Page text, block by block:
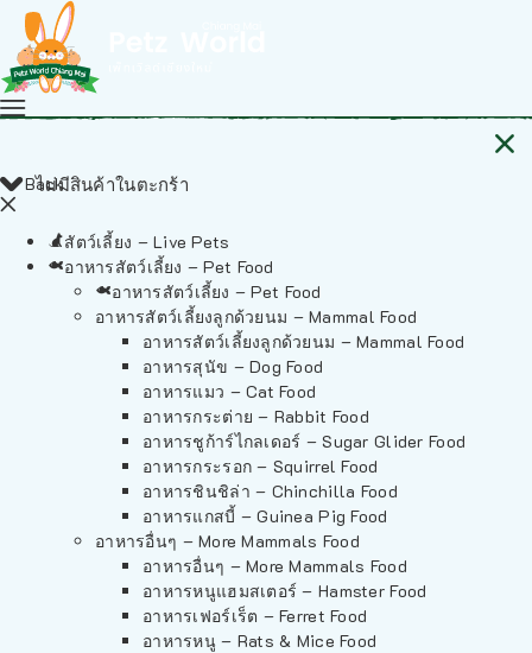
ไม่มีสินค้าในตะกร้า
Back
สัตว์เลี้ยง – Live Pets
อาหารสัตว์เลี้ยง – Pet Food
อาหารสัตว์เลี้ยง – Pet Food
อาหารสัตว์เลี้ยงลูกด้วยนม – Mammal Food
อาหารสัตว์เลี้ยงลูกด้วยนม – Mammal Food
อาหารสุนัข – Dog Food
อาหารแมว – Cat Food
อาหารกระต่าย – Rabbit Food
อาหารชูก้าร์ไกลเดอร์ – Sugar Glider Food
อาหารกระรอก – Squirrel Food
อาหารชินชิล่า – Chinchilla Food
อาหารแกสบี้ – Guinea Pig Food
อาหารอื่นๆ – More Mammals Food
อาหารอื่นๆ – More Mammals Food
อาหารหนูแฮมสเตอร์ – Hamster Food
อาหารเฟอร์เร็ต – Ferret Food
อาหารหนู – Rats & Mice Food